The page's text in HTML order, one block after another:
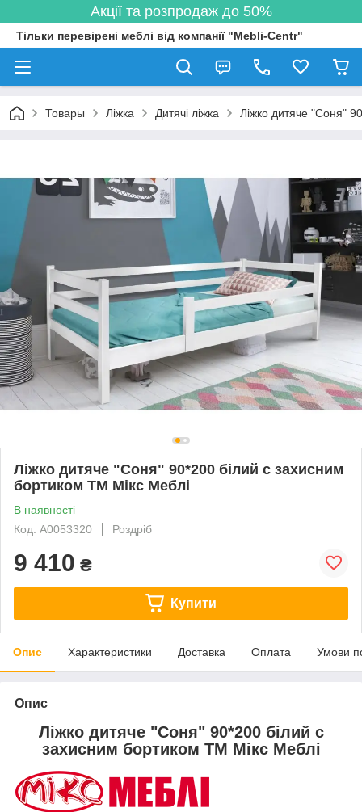
Акції та розпродаж до 50%
Тільки перевірені меблі від компанії "Mebli-Centr"
Товары Ліжка Дитячі ліжка Ліжко дитяче "Соня"
Ліжко дитяче "Соня" 90*200 білий с захисним
бортиком ТМ Мікс Меблі
В наявності
Код: А0053320
Роздріб
9 410 ₴
Купити
Опис Характеристики Доставка Оплата Умови
Опис
Ліжко дитяче "Соня" 90*200 білий с
захисним бортиком ТМ Мікс Меблі